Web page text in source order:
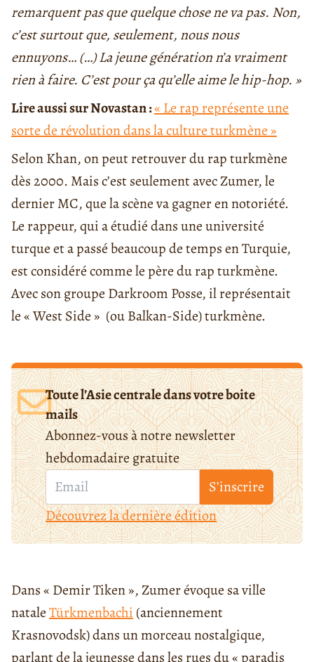
remarquent pas que quelque chose ne va pas. Non,
c’est surtout que, seulement, nous nous
ennuyons… (…) La jeune génération n’a vraiment
rien à faire. C’est pour ça qu’elle aime le hip-hop. »
Lire aussi sur Novastan :« Le rap représente une
sorte de révolution dans la culture turkmène »
Selon Khan, on peut retrouver du rap turkmène
dès 2000. Mais c’est seulement avec Zumer, le
dernier MC, que la scène va gagner en notoriété.
Le rappeur, qui a étudié dans une université
turque et a passé beaucoup de temps en Turquie,
est considéré comme le père du rap turkmène.
Avec son groupe Darkroom Posse, il représentait
le « West Side » (ou Balkan-Side) turkmène.
Toute l’Asie centrale dans votre boite
mails
Abonnez-vous à notre newsletter
hebdomadaire gratuite
S’inscrire
Découvrez la dernière édition
Dans « Demir Tiken », Zumer évoque sa ville
nataleTürkmenbachi (anciennement
Krasnovodsk) dans un morceau nostalgique,
parlant de la jeunesse dans les rues du « paradis